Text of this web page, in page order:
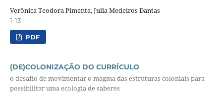
Verônica Teodora Pimenta, Julia Medeiros Dantas
1-13
PDF
(DE)COLONIZAÇÃO DO CURRÍCULO
o desafio de movimentar o magma das estruturas coloniais para
possibilitar uma ecologia de saberes